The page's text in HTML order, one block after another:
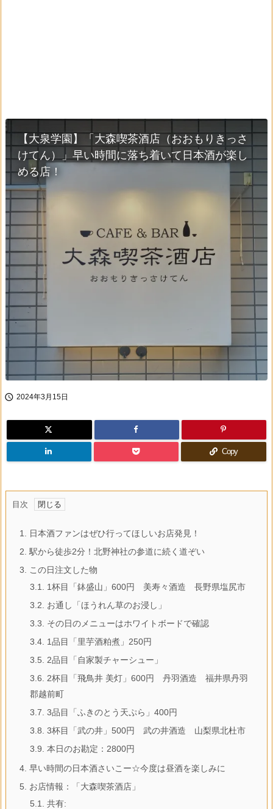
【大泉学園】「大森喫茶酒店（おおもりきっさ
けてん）」早い時間に落ち着いて日本酒が楽し
める店！
 2024年3月15日
Copy
目次
1.
日本酒ファンはぜひ行ってほしいお店発見！
2. 駅から徒歩2分！北野神社の参道に続く道ぞい
3.
この日注文した物
3.1.
1杯目「鉢盛山」600円 美寿々酒造 長野県塩尻市
3.2.
お通し「ほうれん草のお浸し」
3.3.
その日のメニューはホワイトボードで確認
3.4. 1品目「里芋酒粕煮」250円
3.5.
2品目「自家製チャーシュー」
3.6.
2杯目「飛鳥井 美灯」600円 丹羽酒造 福井県丹羽
郡越前町
3.7. 3品目「ふきのとう天ぷら」400円
3.8. 3杯目「武の井」500円 武の井酒造 山梨県北杜市
3.9. 本日のお勘定：2800円
4. 早い時間の日本酒さいこー☆今度は昼酒を楽しみに
5.
お店情報：「大森喫茶酒店」
5.1.
共有: